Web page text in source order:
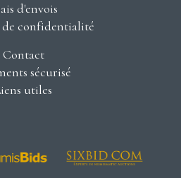
d'envois
confidentialité
Contact
sécurisé
utiles